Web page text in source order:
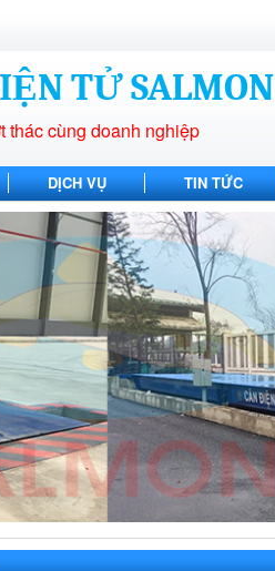
TỬ SALMON
thác cùng doanh nghiệp
DỊCH VỤ TIN TỨC